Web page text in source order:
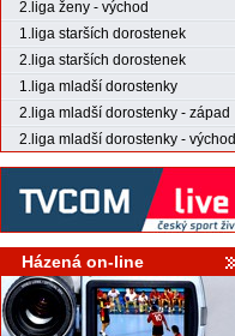
2.liga ženy - východ
1.liga starších dorostenek
2.liga starších dorostenek
1.liga mladší dorostenky
2.liga mladší dorostenky - západ
2.liga mladší dorostenky - východ
Házená on-line